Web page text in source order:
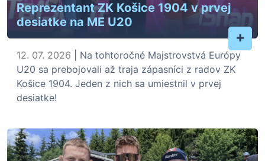
Reprezentant ZK Košice 1904 v prvej
desiatke na ME U20
+
12. 07. 2026 | Na tohtoročné Majstrovstvá Európy
U20 sa prebojovali až traja zápasníci z radov ZK
Košice 1904. Jeden z nich sa umiestnil v prvej
desiatke!